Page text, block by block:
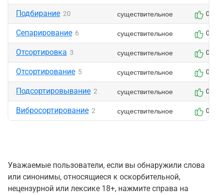
Подбирание 20 существительное 0
Сепарирование 6 существительное 0
Отсортировка 3 существительное 0
Отсортирование 5 существительное 0
Подсортировывание 2 существительное 0
Вибросортирование 2 существительное 0
Уважаемые пользователи, если вы обнаружили слова
или синонимы, относящиеся к оскорбительной,
нецензурной или лексике 18+, нажмите справа на